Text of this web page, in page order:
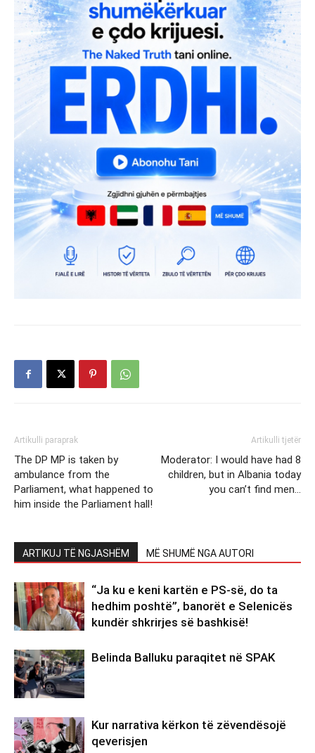
Artikulli paraprak
The DP MP is taken by
ambulance from the
Parliament, what happened to
him inside the Parliament hall!
Artikulli tjetër
Moderator: I would have had 8
children, but in Albania today
you can’t find men…
ARTIKUJ TË NGJASHËM MË SHUMË NGA AUTORI
“Ja ku e keni kartën e PS-së, do ta
hedhim poshtë”, banorët e Selenicës
kundër shkrirjes së bashkisë!
Belinda Balluku paraqitet në SPAK
Kur narrativa kërkon të zëvendësojë
qeverisjen